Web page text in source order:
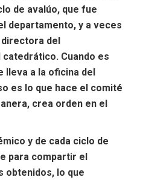
de avalúo, que fue
departamento, y a veces
del
Cuando es
lleva a la oficina del
es lo que hace el comité
crea orden en el
y de cada ciclo de
para compartir el
obtenidos, lo que